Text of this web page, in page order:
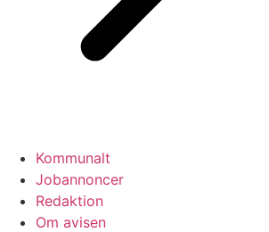
Kommunalt
Jobannoncer
Redaktion
Om avisen